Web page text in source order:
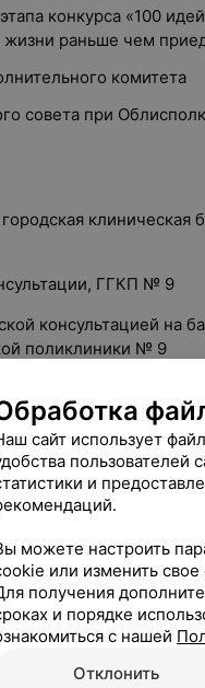
конкурса «100
раньше чем
комитета
совета при
клиническая
ГГКП № 9
консультацией на
поликлиники № 9
«Хеликс»
медицинские центры
медицинский
медицинский
медицинский
клинической
сайт использует
пользователей
и
можете настроить
или изменить
получения
и порядке
с нашей
Отклонить